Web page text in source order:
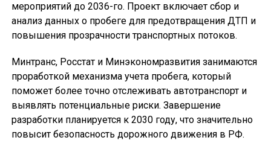
мероприятий до 2036-го. Проект включает сбор и
анализ данных о пробеге для предотвращения ДТП и
повышения прозрачности транспортных потоков.
Минтранс, Росстат и Минэкономразвития занимаются
проработкой механизма учета пробега, который
поможет более точно отслеживать автотранспорт и
выявлять потенциальные риски. Завершение
разработки планируется к 2030 году, что значительно
повысит безопасность дорожного движения в РФ.